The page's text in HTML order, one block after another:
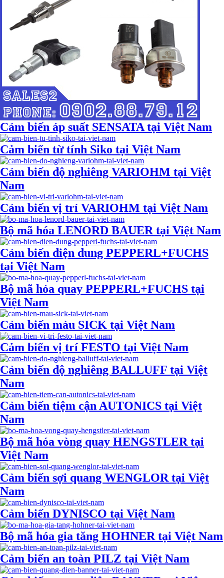
Cảm biến áp suất SENSATA tại Việt Nam
Cảm biến từ tính Siko tại Việt Nam
Cảm biến độ nghiêng VARIOHM tại Việt
Nam
Cảm biến vị trí VARIOHM tại Việt Nam
Bộ mã hóa LENORD BAUER tại Việt Nam
Cảm biến điện dung PEPPERL+FUCHS
tại Việt Nam
Bộ mã hóa quay PEPPERL+FUCHS tại
Việt Nam
Cảm biến màu SICK tại Việt Nam
Cảm biến vị trí FESTO tại Việt Nam
Cảm biến độ nghiêng BALLUFF tại Việt
Nam
Cảm biến tiệm cận AUTONICS tại Việt
Nam
Bộ mã hóa vòng quay HENGSTLER tại
Việt Nam
Cảm biến sợi quang WENGLOR tại Việt
Nam
Cảm biến DYNISCO tại Việt Nam
Bộ mã hóa gia tăng HOHNER tại Việt Nam
Cảm biến an toàn PILZ tại Việt Nam